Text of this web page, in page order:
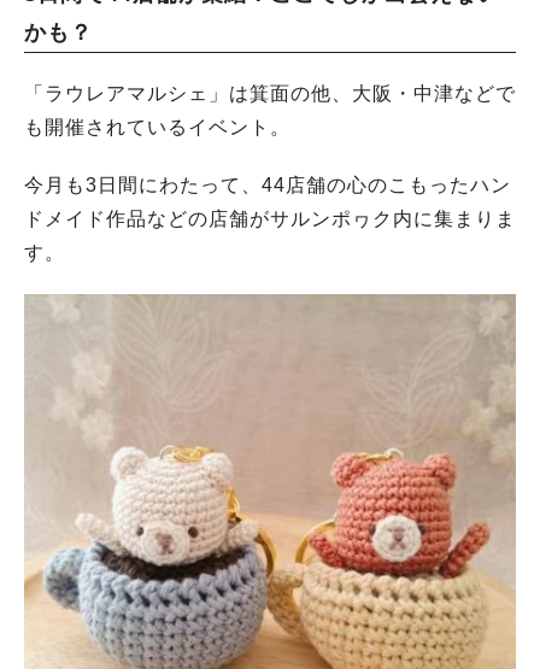
かも？
「ラウレアマルシェ」は箕面の他、大阪・中津などで
も開催されているイベント。
今月も3日間にわたって、44店舗の心のこもったハン
ドメイド作品などの店舗がサルンポヮク内に集まりま
す。